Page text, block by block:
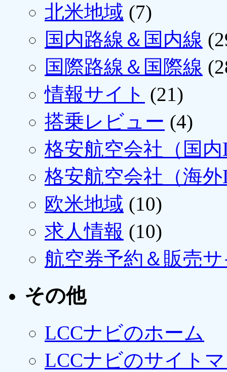
北米地域 (7)
国内路線＆国内線
国際路線＆国際線
情報サイト (21)
搭乗レビュー (4)
格安航空会社（国
格安航空会社（海
欧米地域 (10)
求人情報 (10)
航空券予約＆販売
その他
LCCナビのホーム
LCCナビのサイト